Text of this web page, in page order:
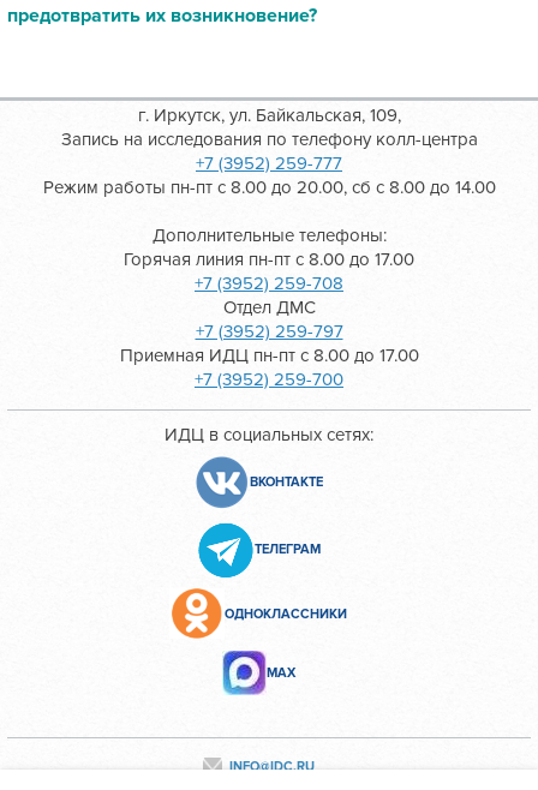
предотвратить их возникновение?
г. Иркутск, ул. Байкальская, 109,
Запись на исследования по телефону колл-центра
+7 (3952) 259-777
Режим работы пн-пт с 8.00 до 20.00, сб с 8.00 до 14.00
Дополнительные телефоны:
Горячая линия пн-пт с 8.00 до 17.00
+7 (3952) 259-708
Отдел ДМС
+7 (3952) 259-797
Приемная ИДЦ пн-пт с 8.00 до 17.00
+7 (3952) 259-700
ИДЦ в социальных сетях:
ВКОНТАКТЕ
ТЕЛЕГРАМ
ОДНОКЛАССНИКИ
МАХ
INFO@IDC.RU